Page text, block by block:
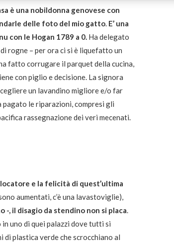
è una nobildonna genovese con
delle foto del mio gatto. E’ una
con le Hogan 1789 a 0.Ha delegato
rogne – per ora ci si è liquefatto un
fatto corrugare il parquet della cucina,
con piglio e decisione. La signora
un lavandino migliore e/o far
pagato le riparazioni, compresi gli
rassegnazione dei veri mecenati.
e la felicità di quest’ultima
aumentati, c’è una lavastoviglie),
-, il disagio da stendino non si placa.
in uno di quei palazzi dove tutti si
di plastica verde che scrocchiano al